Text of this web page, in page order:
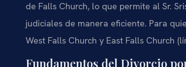
de Falls Church, lo que permite al Sr.
judiciales de manera eficiente. Para
West Falls Church y East Falls Church
Fundamentos del Divorcio